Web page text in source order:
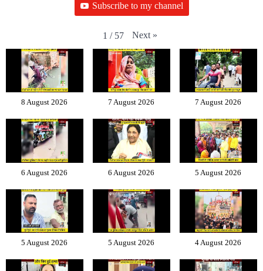
Subscribe to my channel
1 / 57 Next »
8 August 2026 7 August 2026 7 August 2026
6 August 2026 6 August 2026 5 August 2026
5 August 2026 5 August 2026 4 August 2026